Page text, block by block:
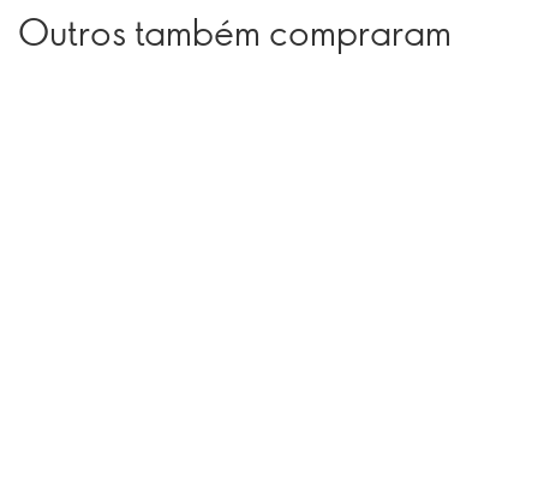
Outros também compraram